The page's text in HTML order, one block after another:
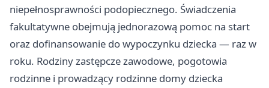
niepełnosprawności podopiecznego. Świadczenia
fakultatywne obejmują jednorazową pomoc na start
oraz dofinansowanie do wypoczynku dziecka — raz w
roku. Rodziny zastępcze zawodowe, pogotowia
rodzinne i prowadzący rodzinne domy dziecka